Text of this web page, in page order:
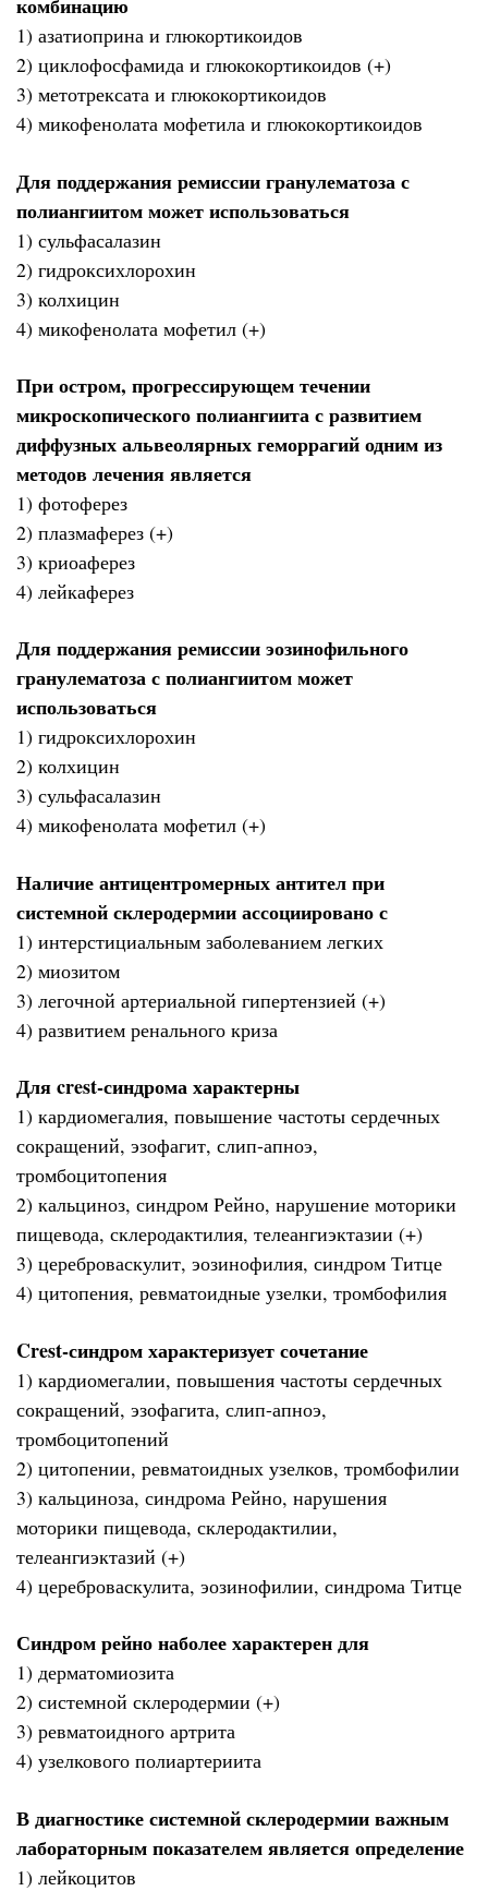
1) азатиоприна и глюкортикоидов
2) циклофосфамида и глюкокортикоидов (+)
3) метотрексата и глюкокортикоидов
4) микофенолата мофетила и глюкокортикоидов
Для поддержания ремиссии гранулематоза с
полиангиитом может использоваться
1) сульфасалазин
2) гидроксихлорохин
3) колхицин
4) микофенолата мофетил (+)
При остром, прогрессирующем течении
микроскопического полиангиита с развитием
диффузных альвеолярных геморрагий одним из
методов лечения является
1) фотоферез
2) плазмаферез (+)
3) криоаферез
4) лейкаферез
Для поддержания ремиссии эозинофильного
гранулематоза с полиангиитом может
использоваться
1) гидроксихлорохин
2) колхицин
3) сульфасалазин
4) микофенолата мофетил (+)
Наличие антицентромерных антител при
системной склеродермии ассоциировано с
1) интерстициальным заболеванием легких
2) миозитом
3) легочной артериальной гипертензией (+)
4) развитием ренального криза
Для crest-синдрома характерны
1) кардиомегалия, повышение частоты сердечных
сокращений, эзофагит, слип-апноэ,
тромбоцитопения
2) кальциноз, синдром Рейно, нарушение моторики
пищевода, склеродактилия, телеангиэктазии (+)
3) цереброваскулит, эозинофилия, синдром Титце
4) цитопения, ревматоидные узелки, тромбофилия
Crest-синдром характеризует сочетание
1) кардиомегалии, повышения частоты сердечных
сокращений, эзофагита, слип-апноэ,
тромбоцитопений
2) цитопении, ревматоидных узелков, тромбофилии
3) кальциноза, синдрома Рейно, нарушения
моторики пищевода, склеродактилии,
телеангиэктазий (+)
4) цереброваскулита, эозинофилии, синдрома Титце
Синдром рейно наболее характерен для
1) дерматомиозита
2) системной склеродермии (+)
3) ревматоидного артрита
4) узелкового полиартериита
В диагностике системной склеродермии важным
лабораторным показателем является определение
1) лейкоцитов